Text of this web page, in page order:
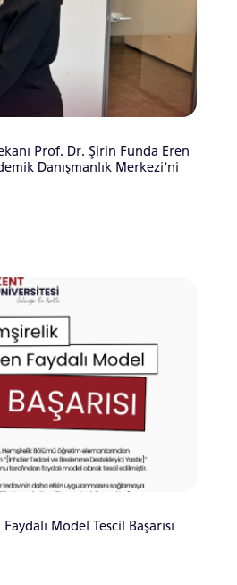
Prof. Dr. Şirin Funda Eren
Danışmanlık Merkezi’ni
Model Tescil Başarısı